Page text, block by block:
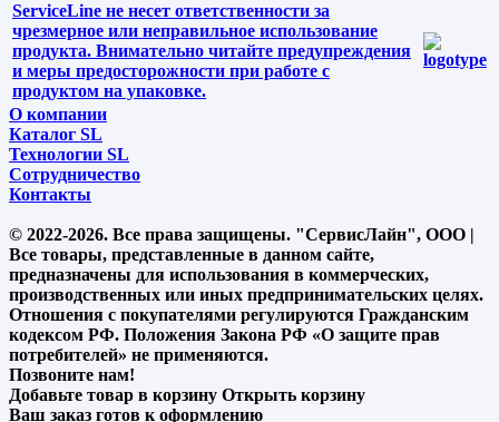
ServiceLine не несет ответственности за
чрезмерное или неправильное использование
продукта. Внимательно читайте предупреждения
и меры предосторожности при работе с
продуктом на упаковке.
О компании
Каталог SL
Технологии SL
Сотрудничество
Контакты
© 2022-2026. Все права защищены. "СервисЛайн", ООО |
Все товары, представленные в данном сайте,
предназначены для использования в коммерческих,
производственных или иных предпринимательских целях.
Отношения с покупателями регулируются Гражданским
кодексом РФ. Положения Закона РФ «О защите прав
потребителей» не применяются.
Позвоните нам!
Добавьте товар в корзину Открыть корзину
Ваш заказ готов к оформлению